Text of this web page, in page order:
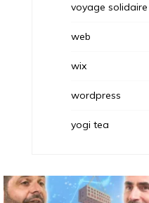
voyage solidaire
web
wix
wordpress
yogi tea